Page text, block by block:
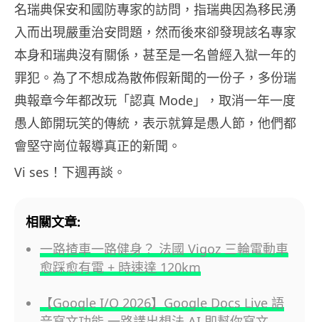
名瑞典保安和國防專家的訪問，指瑞典因為移民湧
入而出現嚴重治安問題，然而後來卻發現該名專家
本身和瑞典沒有關係，甚至是一名曾經入獄一年的
罪犯。為了不想成為散佈假新聞的一份子，多份瑞
典報章今年都改玩「認真 Mode」，取消一年一度
愚人節開玩笑的傳統，表示就算是愚人節，他們都
會堅守崗位報導真正的新聞。
Vi ses！下週再談。
相關文章:
一路揸車一路健身？ 法國 Vigoz 三輪電動車
愈踩愈有電 + 時速達 120km
【Google I/O 2026】Google Docs Live 語